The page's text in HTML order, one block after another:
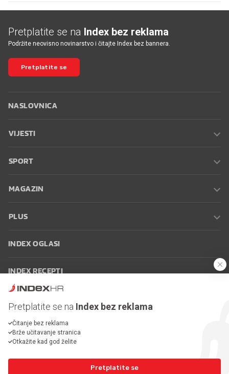
Pretplatite se na Index bez reklama
Podržite neovisno novinarstvo i čitajte Index bez bannera.
Pretplatite se
NASLOVNICA
VIJESTI
SPORT
MAGAZIN
PLUS
INDEX OGLASI
INDEX RECEPTI
Oglašavanje Zaposli se na Indexu
korištenja
Postavke kolačića
Pretplatite se na Index bez reklama
Čitanje bez reklama
Brže učitavanje stranica
Otkažite kad god želite
Pretplatite se